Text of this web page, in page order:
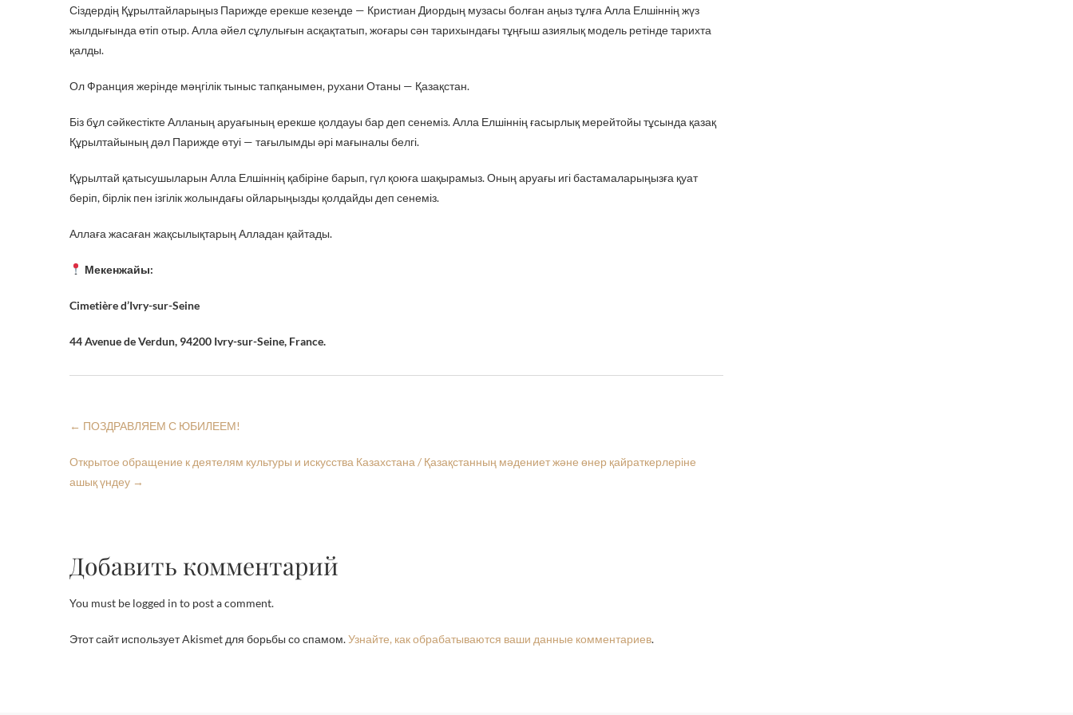
Сіздердің Құрылтайларыңыз Парижде ерекше кезеңде — Кристиан Диордың музасы болған аңыз тұлға Алла Елшіннің жүз
жылдығында өтіп отыр. Алла әйел сұлулығын асқақтатып, жоғары сән тарихындағы тұңғыш азиялық модель ретінде тарихта
қалды.
Ол Франция жерінде мәңгілік тыныс тапқанымен, рухани Отаны — Қазақстан.
Біз бұл сәйкестікте Алланың аруағының ерекше қолдауы бар деп сенеміз. Алла Елшіннің ғасырлық мерейтойы тұсында қазақ
Құрылтайының дәл Парижде өтуі — тағылымды әрі мағыналы белгі.
Құрылтай қатысушыларын Алла Елшіннің қабіріне барып, гүл қоюға шақырамыз. Оның аруағы игі бастамаларыңызға қуат
беріп, бірлік пен ізгілік жолындағы ойларыңызды қолдайды деп сенеміз.
Аллаға жасаған жақсылықтарың Алладан қайтады.
Мекенжайы:
Cimetière d’Ivry-sur-Seine
44 Avenue de Verdun, 94200 Ivry-sur-Seine, France.
← ПОЗДРАВЛЯЕМ С ЮБИЛЕЕМ!
Открытое обращение к деятелям культуры и искусства Казахстана / Қазақстанның мәдениет және өнер қайраткерлеріне
ашық үндеу →
Добавить комментарий
You must be logged in to post a comment.
Этот сайт использует Akismet для борьбы со спамом.Узнайте, как обрабатываются ваши данные комментариев.